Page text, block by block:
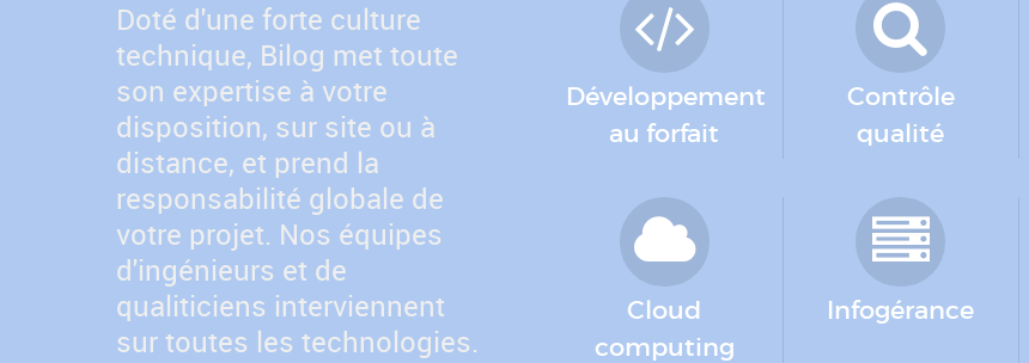
Doté d'une forte culture
technique, Bilog met toute
son expertise à votre
disposition, sur site ou à
distance, et prend la
responsabilité globale de
votre projet. Nos équipes
d'ingénieurs et de
qualiticiens interviennent
sur toutes les technologies.
Développement
au forfait
Contrôle
qualité
Cloud
computing
Infogérance